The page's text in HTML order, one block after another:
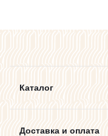
Каталог
Доставка и оплата